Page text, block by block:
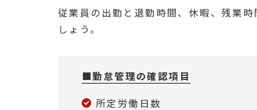
従業員の出勤と退勤時間、休暇、残業
しょう。
■勤怠管理の確認項目
所定労働日数